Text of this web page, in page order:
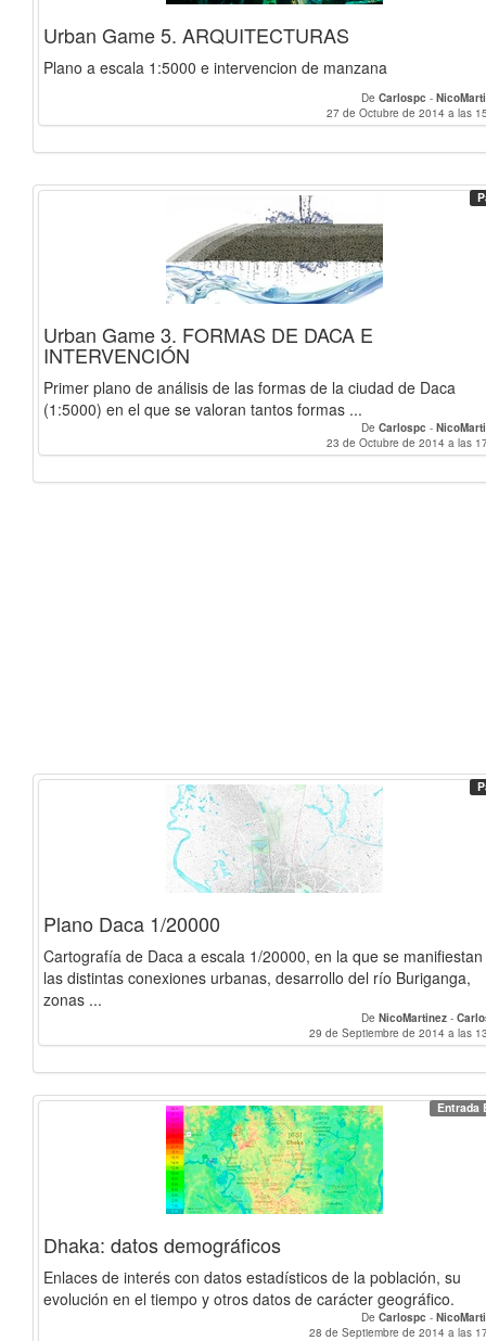
Urban Game 5. ARQUITECTURAS
Plano a escala 1:5000 e intervencion de manzana
De Carlospc -
27 de Octubre de 2014 a las
Urban Game 3. FORMAS DE DACA E
INTERVENCIÓN
Primer plano de análisis de las formas de la ciudad de Daca
(1:5000) en el que se valoran tantos formas ...
De Carlospc -
23 de Octubre de 2014 a las
Plano Daca 1/20000
Cartografía de Daca a escala 1/20000, en la que se manifiestan
las distintas conexiones urbanas, desarrollo del río Buriganga,
zonas ...
De NicoMartinez -
29 de Septiembre de 2014 a las
Entrada
Dhaka: datos demográficos
Enlaces de interés con datos estadísticos de la población, su
evolución en el tiempo y otros datos de carácter geográfico.
De Carlospc -
28 de Septiembre de 2014 a las